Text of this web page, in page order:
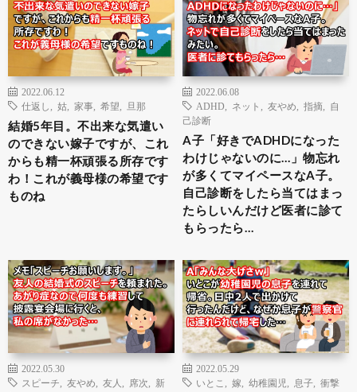
2022.06.12
仕返し
姑 家事 希望 旦那
結婚5年目。不出来な気遣い
のできない嫁子ですが、これ
からも精一杯頑張る所存です
わ！これが義母様の希望です
ものね
2022.06.08
ADHD
ネット 友やめ 指摘
自
己診断
A子「好きでADHDになった
わけじゃないのに…」物忘れ
が多くてマイペースなA子。
自己診断をしたら当てはまっ
たらしいんだけど医者に診て
もらったら…
2022.05.30
スピーチ
友やめ 友人 席次
新
2022.05.29
いとこ
嫁 幼稚園児 息子
衝撃